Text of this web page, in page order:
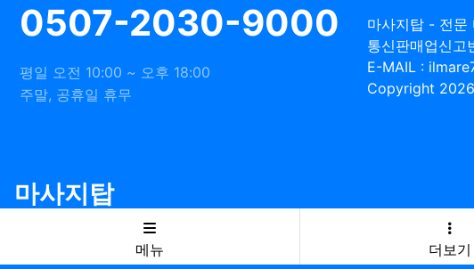
0507-2030-9000
평일 오전 10:00 ~ 오후 18:00
주말, 공휴일 휴무
마사지탑 - 전문
통신판매업신
E-MAIL :
Copyright
마사지탑
메뉴
더보기